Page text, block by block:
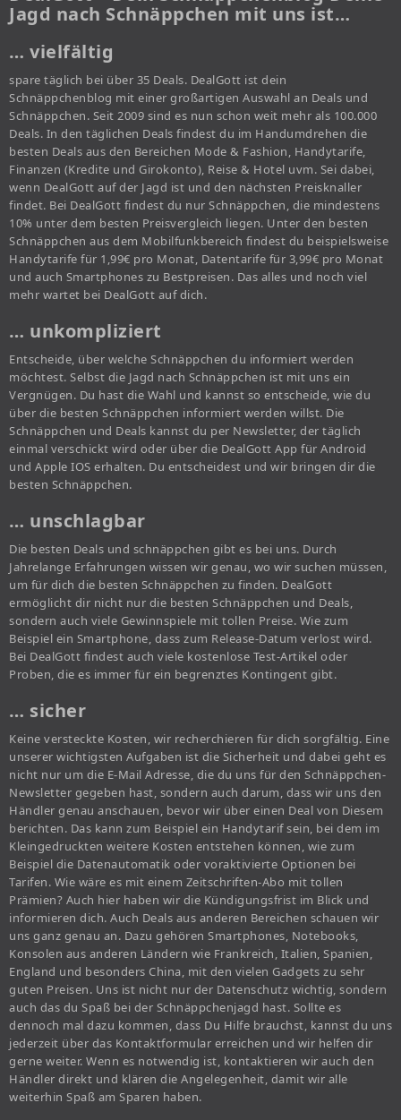
Jagd nach Schnäppchen mit uns ist…
… vielfältig
spare täglich bei über 35 Deals. DealGott ist dein
Schnäppchenblog mit einer großartigen Auswahl an Deals und
Schnäppchen. Seit 2009 sind es nun schon weit mehr als 100.000
Deals. In den täglichen Deals findest du im Handumdrehen die
besten Deals aus den Bereichen Mode & Fashion, Handytarife,
Finanzen (Kredite und Girokonto), Reise & Hotel uvm. Sei dabei,
wenn DealGott auf der Jagd ist und den nächsten Preisknaller
findet. Bei DealGott findest du nur Schnäppchen, die mindestens
10% unter dem besten Preisvergleich liegen. Unter den besten
Schnäppchen aus dem Mobilfunkbereich findest du beispielsweise
Handytarife für 1,99€ pro Monat, Datentarife für 3,99€ pro Monat
und auch Smartphones zu Bestpreisen. Das alles und noch viel
mehr wartet bei DealGott auf dich.
… unkompliziert
Entscheide, über welche Schnäppchen du informiert werden
möchtest. Selbst die Jagd nach Schnäppchen ist mit uns ein
Vergnügen. Du hast die Wahl und kannst so entscheide, wie du
über die besten Schnäppchen informiert werden willst. Die
Schnäppchen und Deals kannst du per Newsletter, der täglich
einmal verschickt wird oder über die DealGott App für Android
und Apple IOS erhalten. Du entscheidest und wir bringen dir die
besten Schnäppchen.
… unschlagbar
Die besten Deals und schnäppchen gibt es bei uns. Durch
Jahrelange Erfahrungen wissen wir genau, wo wir suchen müssen,
um für dich die besten Schnäppchen zu finden. DealGott
ermöglicht dir nicht nur die besten Schnäppchen und Deals,
sondern auch viele Gewinnspiele mit tollen Preise. Wie zum
Beispiel ein Smartphone, dass zum Release-Datum verlost wird.
Bei DealGott findest auch viele kostenlose Test-Artikel oder
Proben, die es immer für ein begrenztes Kontingent gibt.
… sicher
Keine versteckte Kosten, wir recherchieren für dich sorgfältig. Eine
unserer wichtigsten Aufgaben ist die Sicherheit und dabei geht es
nicht nur um die E-Mail Adresse, die du uns für den Schnäppchen-
Newsletter gegeben hast, sondern auch darum, dass wir uns den
Händler genau anschauen, bevor wir über einen Deal von Diesem
berichten. Das kann zum Beispiel ein Handytarif sein, bei dem im
Kleingedruckten weitere Kosten entstehen können, wie zum
Beispiel die Datenautomatik oder voraktivierte Optionen bei
Tarifen. Wie wäre es mit einem Zeitschriften-Abo mit tollen
Prämien? Auch hier haben wir die Kündigungsfrist im Blick und
informieren dich. Auch Deals aus anderen Bereichen schauen wir
uns ganz genau an. Dazu gehören Smartphones, Notebooks,
Konsolen aus anderen Ländern wie Frankreich, Italien, Spanien,
England und besonders China, mit den vielen Gadgets zu sehr
guten Preisen. Uns ist nicht nur der Datenschutz wichtig, sondern
auch das du Spaß bei der Schnäppchenjagd hast. Sollte es
dennoch mal dazu kommen, dass Du Hilfe brauchst, kannst du uns
jederzeit über das Kontaktformular erreichen und wir helfen dir
gerne weiter. Wenn es notwendig ist, kontaktieren wir auch den
Händler direkt und klären die Angelegenheit, damit wir alle
weiterhin Spaß am Sparen haben.